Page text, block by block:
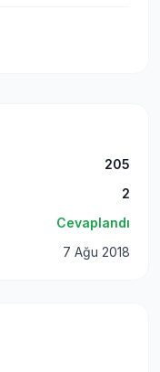
205
2
Cevaplandı
7 Ağu 2018